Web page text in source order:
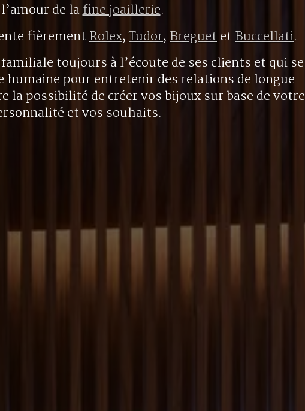
de lafine joaillerie.
fièrementRolex,Tudor,BreguetetBuccellati.
toujours à l’écoute de ses clients et qui se
humaine pour entretenir des relations de longue
la possibilité de créer vos bijoux sur base de votre
et vos souhaits.